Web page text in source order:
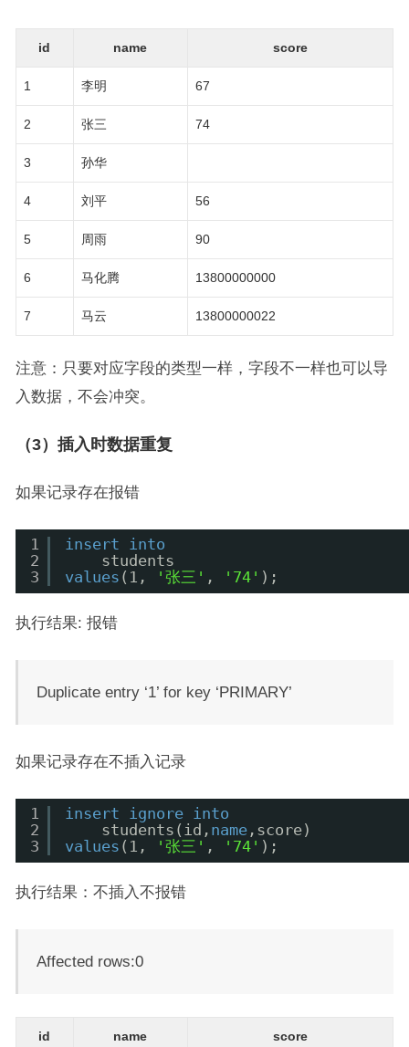
id name score
1 李明 67
2 张三 74
3 孙华
4 刘平 56
5 周雨 90
6 马化腾 13800000000
7 马云 13800000022
注意：只要对应字段的类型一样，字段不一样也可以导
入数据，不会冲突。
（3）插入时数据重复
如果记录存在报错
1
2
3
insert
into
students
values (1, '张三' , '74' );
执行结果: 报错
Duplicate entry ‘1’ for key ‘PRIMARY’
如果记录存在不插入记录
1
2
3
insert ignore into
students(id, name ,score)
values (1, '张三' , '74' );
执行结果：不插入不报错
Affected rows:0
id name score